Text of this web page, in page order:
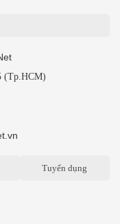
(Tp.HCM)
Tuyển dụng